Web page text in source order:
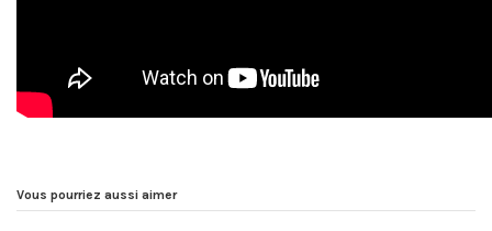
Télécharger (337.84k)
Vous pourriez aussi aimer